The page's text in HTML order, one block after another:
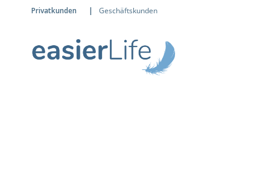
Privatkunden | Geschäftskunden